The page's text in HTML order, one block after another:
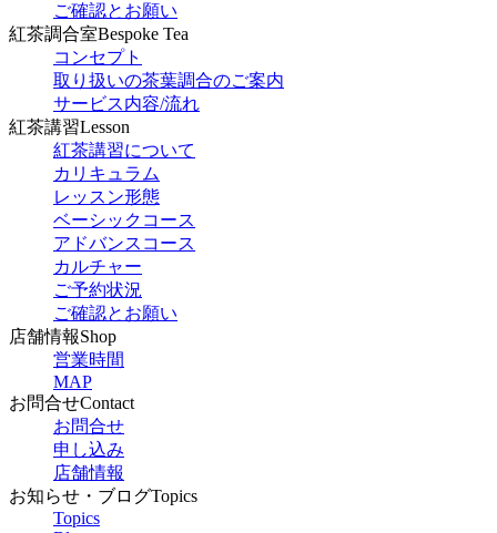
ご確認とお願い
紅茶調合室Bespoke Tea
コンセプト
取り扱いの茶葉調合のご案内
サービス内容/流れ
紅茶講習Lesson
紅茶講習について
カリキュラム
レッスン形態
ベーシックコース
アドバンスコース
カルチャー
ご予約状況
ご確認とお願い
店舗情報Shop
営業時間
MAP
お問合せContact
お問合せ
申し込み
店舗情報
お知らせ・ブログTopics
Topics